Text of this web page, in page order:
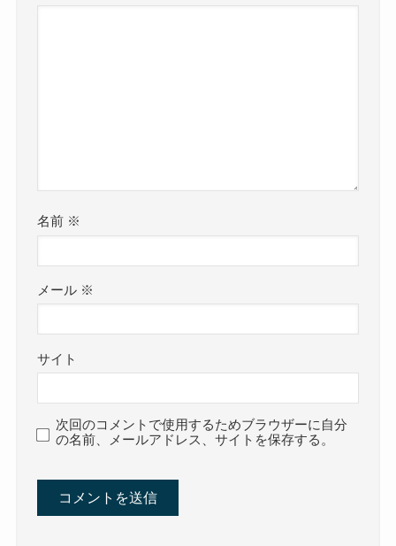
名前 ※
メール ※
サイト
次回のコメントで使用するためブラウザーに自分
の名前、メールアドレス、サイトを保存する。